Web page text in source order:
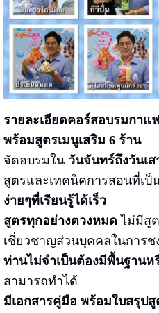
รายละเอียดคอร์สอบรมกาแ
พร้อมสูตรเมนูเสริม 6 ร้าน
จัดอบรมใน วันจันทร์ถึงวันเส
สูตรและเทคนิคการสอนที่เป็
ง่ายๆที่เรียนรู้ได้เร็ว
สูตรทุกอย่างตวงหมด ไม่มีสู
เชี่ยวชาญส่วนบุคคลในการช
ท่านไม่จำเป็นต้องมีพื้นฐาน
สามารถทำได้
มีเอกสารคู่มือ พร้อมใบสรุปสู